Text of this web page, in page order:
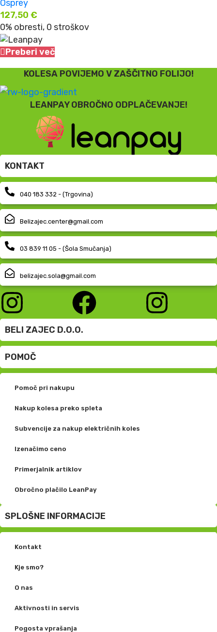
Osprey
127,50 €
0% obresti, 0 stroškov
Preberi več
KOLESA POVIJEMO V ZAŠČITNO FOLIJO!
LEANPAY OBROČNO ODPLAČEVANJE!
KONTAKT
040 183 332 - (Trgovina)
Belizajec.center@gmail.com
03 839 11 05 - (Šola Smučanja)
belizajec.sola@gmail.com
BELI ZAJEC D.O.O.
POMOČ
Pomoč pri nakupu
Nakup kolesa preko spleta
Subvencije za nakup električnih koles
Izenačimo ceno
Primerjalnik artiklov
Obročno plačilo LeanPay
SPLOŠNE INFORMACIJE
Kontakt
Kje smo?
O nas
Aktivnosti in servis
Pogosta vprašanja